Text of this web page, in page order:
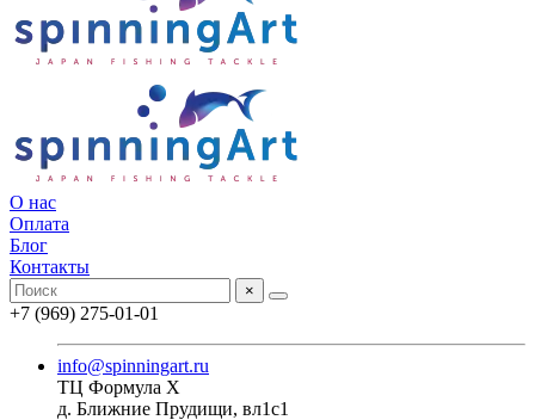
О нас
Оплата
Блог
Контакты
×
+7 (969) 275-01-01
info@spinningart.ru
ТЦ Формула X
д. Ближние Прудищи, вл1с1